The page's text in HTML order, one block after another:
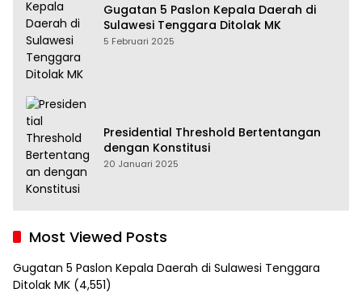
Gugatan 5 Paslon Kepala Daerah di
Sulawesi Tenggara Ditolak MK
5 Februari 2025
Presidential Threshold Bertentangan
dengan Konstitusi
20 Januari 2025
Most Viewed Posts
Gugatan 5 Paslon Kepala Daerah di Sulawesi Tenggara
Ditolak MK (4,551)